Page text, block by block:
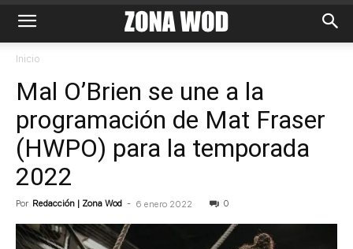
Inicio
Mal O’Brien se une a la
programación de Mat Fraser
(HWPO) para la temporada
2022
Por Redacción | Zona Wod - 6 enero 2022 0